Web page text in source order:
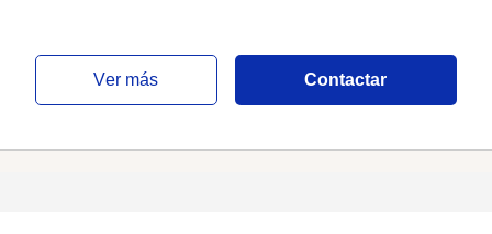
ver más Contactar